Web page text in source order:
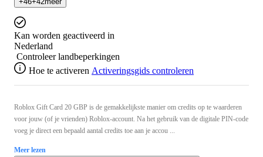
Kan worden geactiveerd in
Nederland
Controleer landbeperkingen
Hoe te activeren Activeringsgids controleren
Roblox Gift Card 20 GBP is de gemakkelijkste manier om credits op te waarderen
voor jouw (of je vrienden) Roblox-account. Na het gebruik van de digitale PIN-code
voeg je direct een bepaald aantal credits toe aan je accou ...
Meer lezen